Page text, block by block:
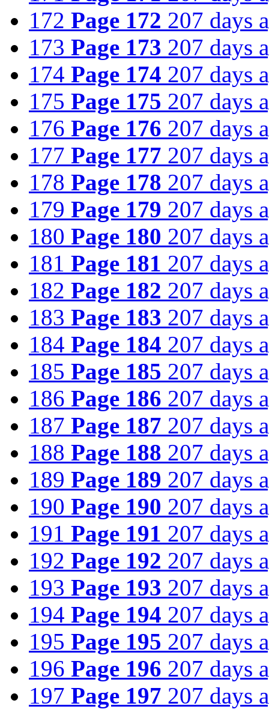
172 Page 172 207 days
173 Page 173 207 days
174 Page 174 207 days
175 Page 175 207 days
176 Page 176 207 days
177 Page 177 207 days
178 Page 178 207 days
179 Page 179 207 days
180 Page 180 207 days
181 Page 181 207 days
182 Page 182 207 days
183 Page 183 207 days
184 Page 184 207 days
185 Page 185 207 days
186 Page 186 207 days
187 Page 187 207 days
188 Page 188 207 days
189 Page 189 207 days
190 Page 190 207 days
191 Page 191 207 days
192 Page 192 207 days
193 Page 193 207 days
194 Page 194 207 days
195 Page 195 207 days
196 Page 196 207 days
197 Page 197 207 days